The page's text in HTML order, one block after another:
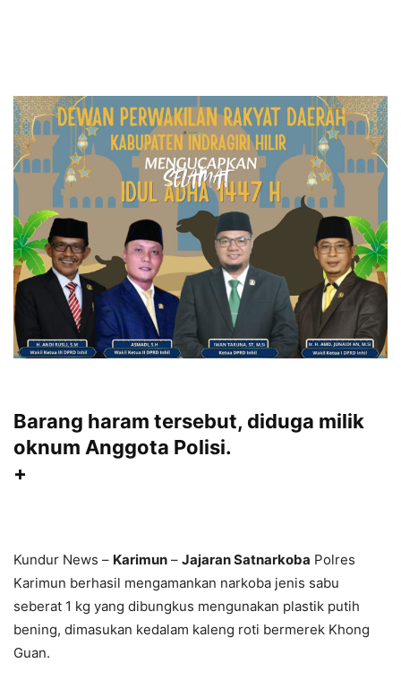
Barang haram tersebut, diduga milik
oknum Anggota Polisi.
+
Kundur News – Karimun – Jajaran Satnarkoba Polres
Karimun berhasil mengamankan narkoba jenis sabu
seberat 1 kg yang dibungkus mengunakan plastik putih
bening, dimasukan kedalam kaleng roti bermerek Khong
Guan.